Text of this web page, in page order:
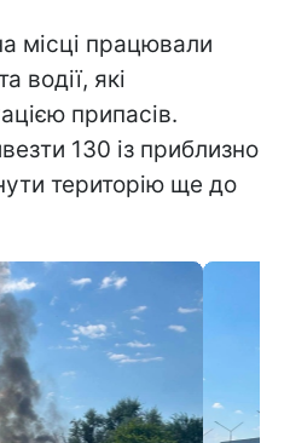
місці працювали
водії, які
припасів.
130 із приблизно
територію ще до